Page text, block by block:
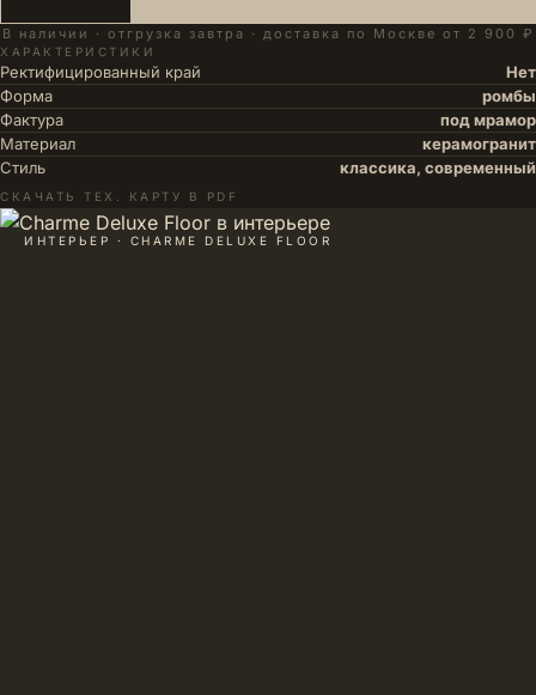
В наличии · отгрузка завтра · доставка по Москве от 2 900 ₽
ХАРАКТЕРИСТИКИ
Ректифицированный край
Нет
Форма
ромбы
Фактура
под мрамор
Материал
керамогранит
Стиль
классика, современный
СКАЧАТЬ ТЕХ. КАРТУ В PDF
ИНТЕРЬЕР · CHARME DELUXE FLOOR